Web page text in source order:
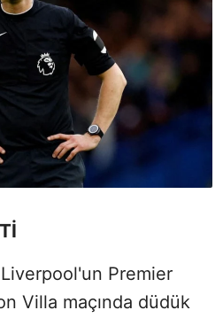
Premier
Villa maçında düdük